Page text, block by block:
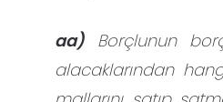
aa) Borçlunun
alacaklarından